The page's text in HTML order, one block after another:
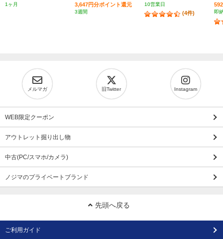
1ヶ月
3,647円分ポイント還元
3週間
10営業日
(4件) 即
メルマガ 旧Twitter Instagram
WEB限定クーポン
アウトレット掘り出し物
中古(PC/スマホ/カメラ)
ノジマのプライベートブランド
先頭へ戻る
ご利用ガイド